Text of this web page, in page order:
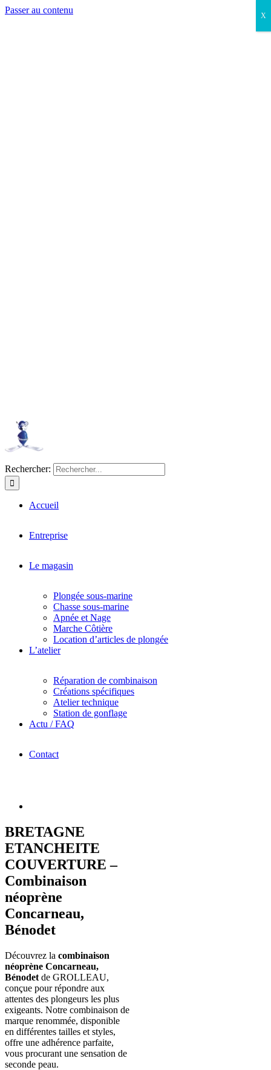
Passer au contenu
Rechercher:
Accueil
Entreprise
Le magasin
Plongée sous-marine
Chasse sous-marine
Apnée et Nage
Marche Côtière
Location d’articles de plongée
L’atelier
Réparation de combinaison
Créations spécifiques
Atelier technique
Station de gonflage
Actu / FAQ
Contact
BRETAGNE
ETANCHEITE
COUVERTURE –
Combinaison
néoprène
Concarneau,
Bénodet
Découvrez la combinaison
néoprène Concarneau,
Bénodet de GROLLEAU,
conçue pour répondre aux
attentes des plongeurs les plus
exigeants. Notre combinaison de
marque renommée, disponible
en différentes tailles et styles,
offre une adhérence parfaite,
vous procurant une sensation de
seconde peau.
X